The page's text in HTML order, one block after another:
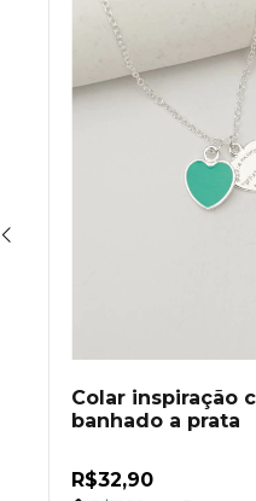
Colar inspiração
banhado a prata
R$32,90